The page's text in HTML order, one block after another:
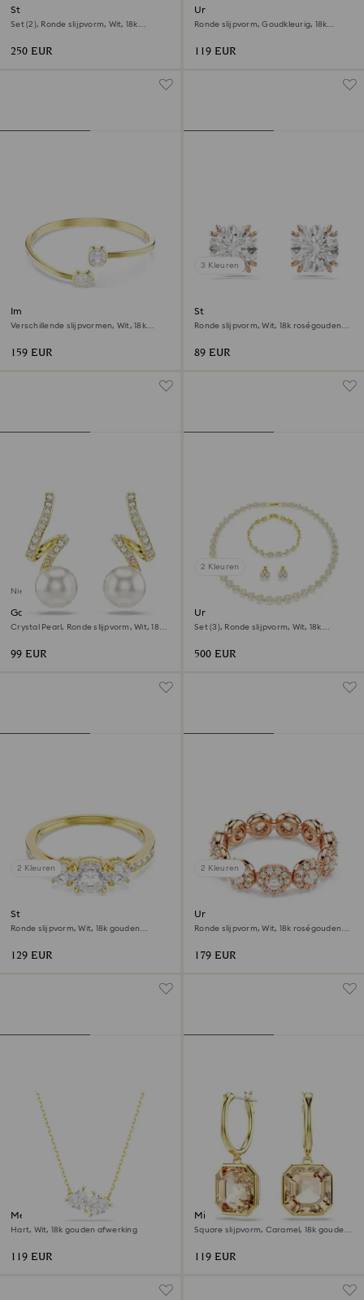
Stilla ring
Set (2), Ronde slijpvorm, Wit, ‎18k
250 EUR
Una Angelic Oorknopjes
Ronde slijpvorm, Goudkleurig, ‎18k
119 EUR
Imber armband
Verschillende slijpvormen, Wit, ‎18k
159 EUR
3 Kleuren
Stilla Oorknopjes
Ronde slijpvorm, Wit, 18k roségouden
89 EUR
Nieuw
Gabriella oorbellen
Crystal Pearl, Ronde slijpvorm, Wit, ‎18k
99 EUR
2 Kleuren
Una Angelic set
Set (3), Ronde slijpvorm, Wit, ‎18k
500 EUR
2 Kleuren
Stilla Attract ring
Ronde slijpvorm, Wit, ‎18k gouden
129 EUR
2 Kleuren
Una Angelic ring
Ronde slijpvorm, Wit, 18k roségouden
179 EUR
Mesmera ketting
Hart, Wit, ‎18k gouden afwerking
119 EUR
Millenia Oorhangers
Square slijpvorm, Caramel, ‎18k gouden
119 EUR